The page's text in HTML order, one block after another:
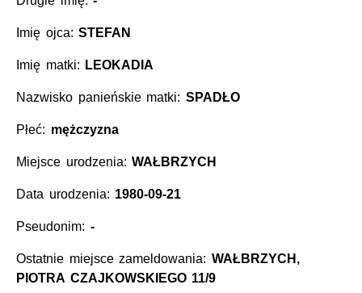
Imię ojca:STEFAN
Imię matki: LEOKADIA
Nazwisko panieńskie matki: SPADŁO
Płeć: mężczyzna
Miejsce urodzenia:WAŁBRZYCH
Data urodzenia: 1980-09-21
Pseudonim: -
Ostatnie miejsce zameldowania: WAŁBRZYCH,
PIOTRA CZAJKOWSKIEGO 11/9